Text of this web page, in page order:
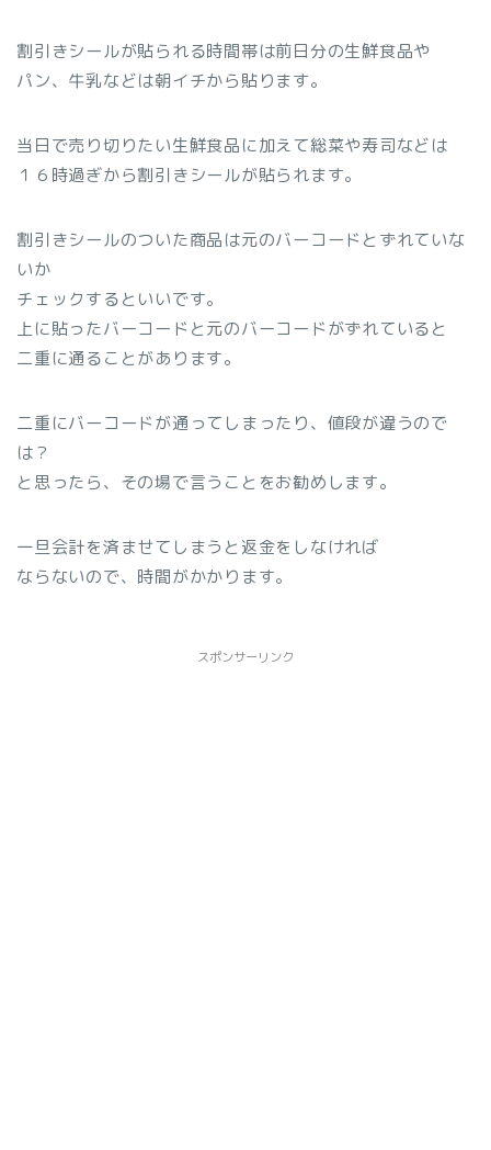
割引きシールが貼られる時間帯は前日分の生鮮食品や
パン、牛乳などは朝イチから貼ります。
当日で売り切りたい生鮮食品に加えて総菜や寿司などは
１６時過ぎから割引きシールが貼られます。
割引きシールのついた商品は元のバーコードとずれていな
いか
チェックするといいです。
上に貼ったバーコードと元のバーコードがずれていると
二重に通ることがあります。
二重にバーコードが通ってしまったり、値段が違うので
は？
と思ったら、その場で言うことをお勧めします。
一旦会計を済ませてしまうと返金をしなければ
ならないので、時間がかかります。
スポンサーリンク